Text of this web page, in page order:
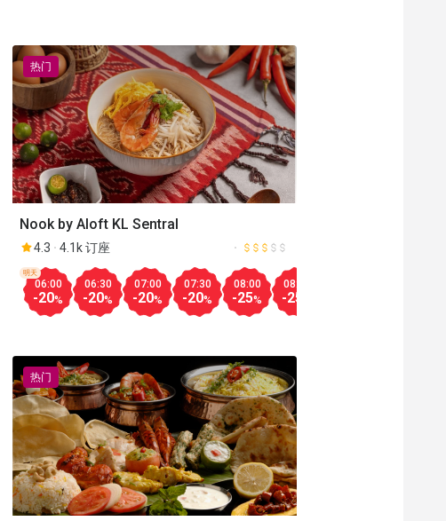
13:00
-25%
13:30
-25%
14:00
-50%
18:30
-30%
19:00
-30%
19:30
-30%
14:00
-35%
14:30
-35%
15:00
-30%
15:30
-25%
16:00
-25%
16:30
-50%
Nook by Aloft KL Sentral
4.3 4.1k 订座
06:00
-20%
明天
06:30
-20%
07:00
-20%
07:30
-20%
08:00
-25%
08:30
-25
热门
热门